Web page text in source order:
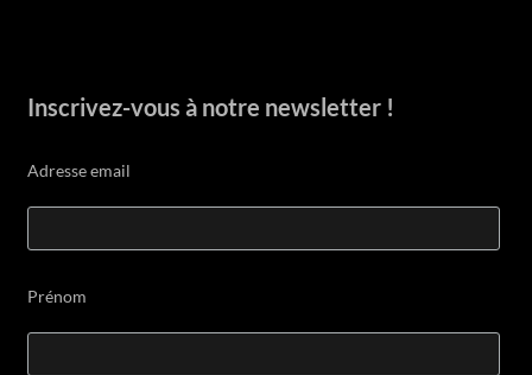
Inscrivez-vous à notre newsletter !
Adresse email
Prénom